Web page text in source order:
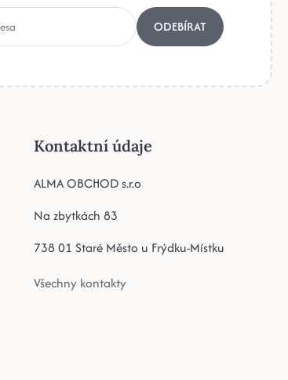
ODEBÍRAT
Kontaktní údaje
ALMA OBCHOD s.r.o
Na zbytkách 83
738 01 Staré Město u Frýdku-Místku
Všechny kontakty